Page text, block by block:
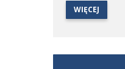
WIĘCEJ